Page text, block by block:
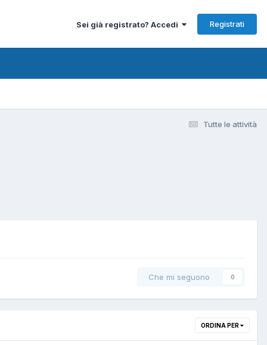
Sei già registrato? Accedi Registrati
Tutte le attività
Che mi seguono 0
ORDINA PER